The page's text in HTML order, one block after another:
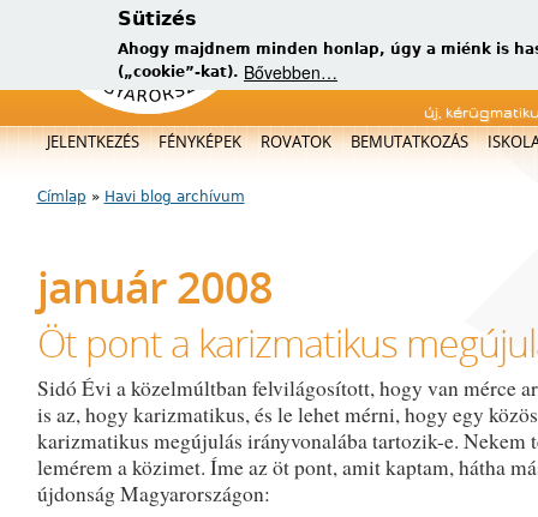
Sütizés
Ahogy majdnem minden honlap, úgy a miénk is
(„cookie”-kat). Bővebben…
új,
Főmenü
JELENTKEZÉS FÉNYKÉPEK ROVATOK BEMUTATKOZÁS
Jelenlegi hely
Címlap » Havi blog archívum
január 2008
Öt pont a karizmatikus
Sidó Évi a közelmúltban felvilágosított, hogy van mérce
is az, hogy karizmatikus, és le lehet mérni, hogy egy
karizmatikus megújulás irányvonalába tartozik-e. Nekem
lemérem a közimet. Íme az öt pont, amit kaptam, hátha
újdonság Magyarországon: